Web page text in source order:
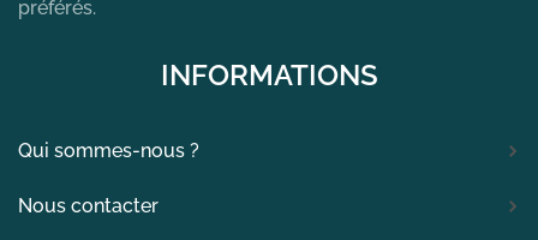
préférés.
INFORMATIONS
Qui sommes-nous ?
Nous contacter